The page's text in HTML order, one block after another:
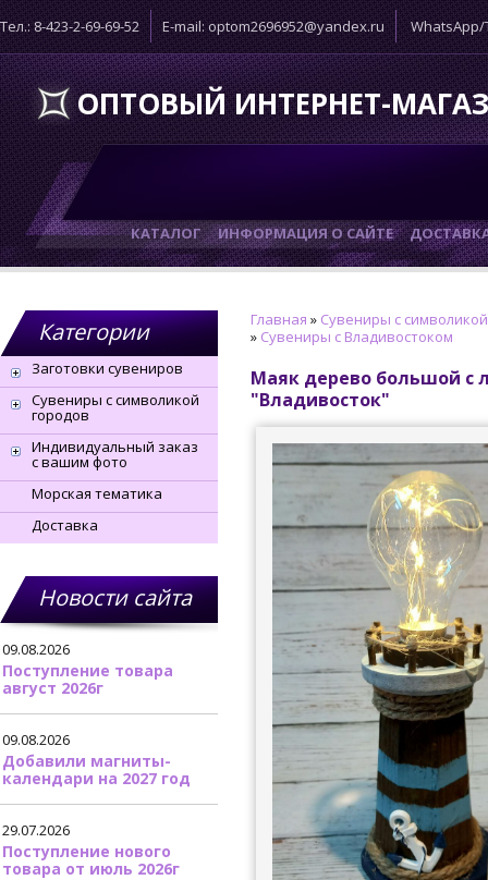
Тел.: 8-423-2-69-69-52 E-mail: optom2696952@yandex.ru WhatsApp/
ОПТОВЫЙ ИНТЕРНЕТ-
КАТАЛОГ ИНФОРМАЦИЯ О САЙТЕ
Категории
Заготовки сувениров
Сувениры с символикой
городов
Индивидуальный заказ
с вашим фото
Морская тематика
Доставка
Новости сайта
09.08.2026
Поступление товара
август 2026г
09.08.2026
Добавили магниты-
календари на 2027 год
29.07.2026
Поступление нового
товара от июль 2026г
Главная » Сувениры с
» Сувениры с Владивостоком
Маяк дерево большой с
"Владивосток"